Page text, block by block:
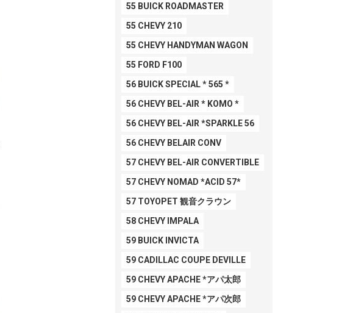
55 BUICK ROADMASTER
55 CHEVY 210
55 CHEVY HANDYMAN WAGON
55 FORD F100
56 BUICK SPECIAL * 565 *
56 CHEVY BEL-AIR * KOMO *
56 CHEVY BEL-AIR *SPARKLE 56
56 CHEVY BELAIR CONV
57 CHEVY BEL-AIR CONVERTIBLE
57 CHEVY NOMAD *ACID 57*
57 TOYOPET 観音クラウン
58 CHEVY IMPALA
59 BUICK INVICTA
59 CADILLAC COUPE DEVILLE
59 CHEVY APACHE *アパ太郎
59 CHEVY APACHE *アパ次郎